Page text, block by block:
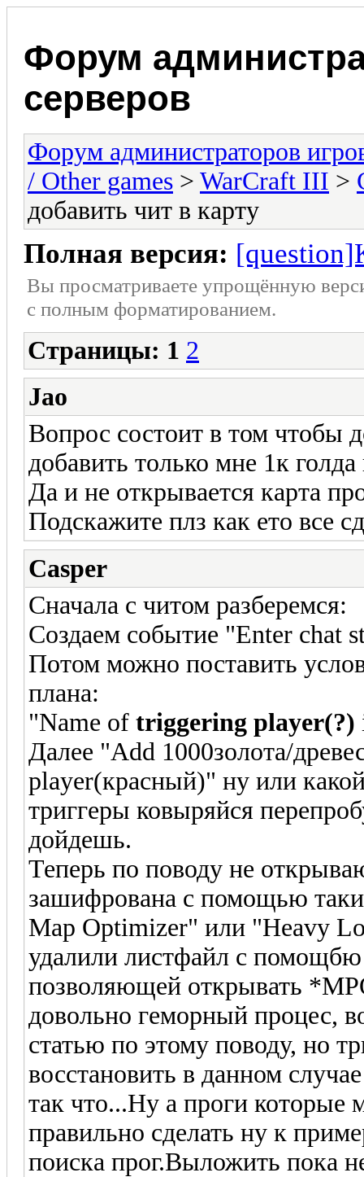
Форум
серверов
Форум администраторов
/ Other games > WarCraft III >
добавить чит в карту
Полная версия:
Вы просматриваете упрощённую
с полным форматированием.
Страницы: 1 2
Jao
Вопрос состоит в том чтобы
добавить только мне 1к
Да и не открывается карта
Подскажите плз как ето все
Casper
Сначала с читом разберемся:
Создаем событие "Enter chat
Потом можно поставить
плана:
"Name of triggering player(?)
Далее "Add 1000золота/
player(красный)" ну или
триггеры ковыряйся
дойдешь.
Теперь по поводу не
зашифрована с помощью
Map Optimizer" или "Heavy
удалили листфайл с
позволяющей открывать
довольно геморный процес,
статью по этому поводу, но
восстановить в данном
так что...Ну а проги которые
правильно сделать ну к
поиска прог.Выложить пока